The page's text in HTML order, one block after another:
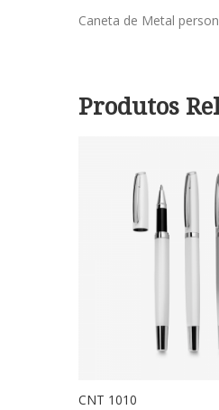
Caneta de Metal
Produtos
CNT 1010